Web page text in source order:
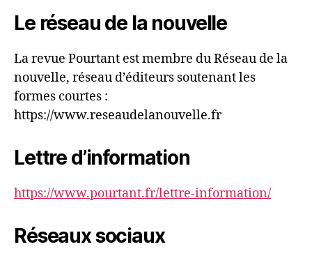
Le réseau de la nouvelle
La revue Pourtant est membre du Réseau de la
nouvelle, réseau d’éditeurs soutenant les
formes courtes :
https://www.reseaudelanouvelle.fr
Lettre d’information
https://www.pourtant.fr/lettre-information/
Réseaux sociaux